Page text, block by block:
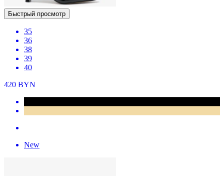
Быстрый просмотр
35
36
38
39
40
420 BYN
New